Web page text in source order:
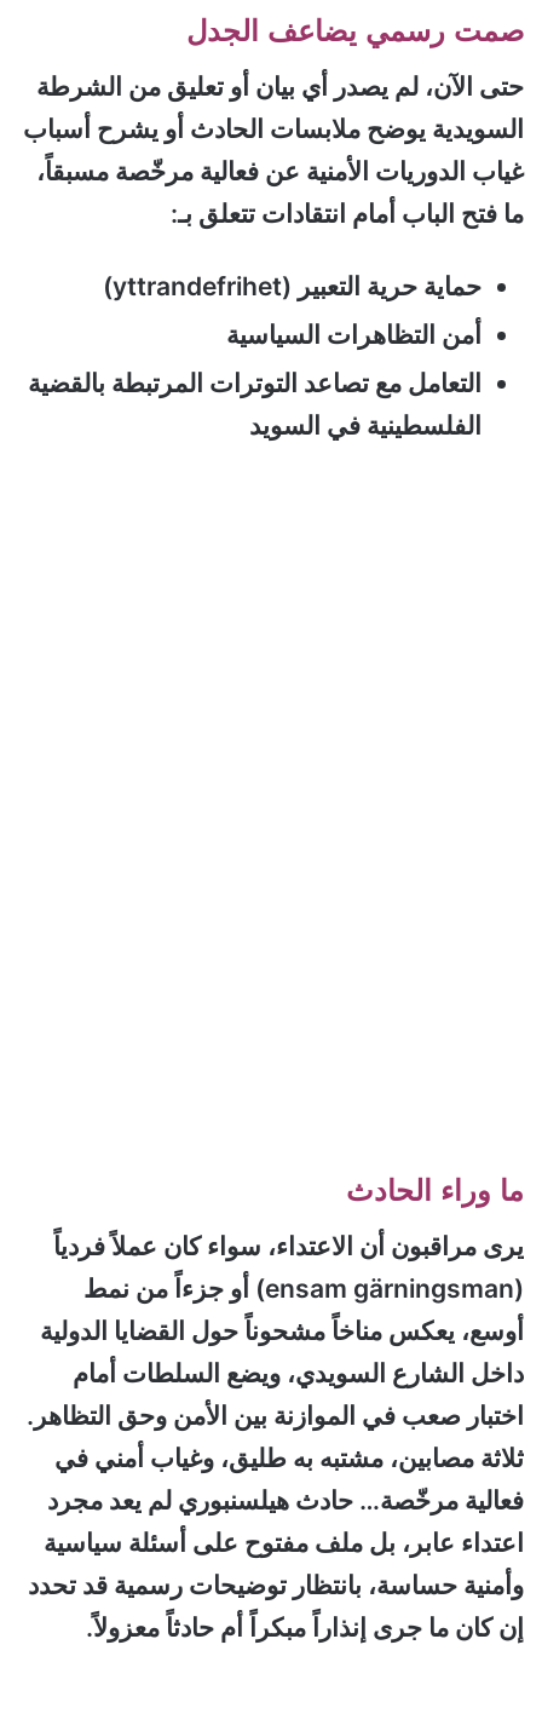
صمت رسمي يضاعف الجدل
حتى الآن، لم يصدر أي بيان أو تعليق من الشرطة
السويدية يوضح ملابسات الحادث أو يشرح أسباب
غياب الدوريات الأمنية عن فعالية مرخّصة مسبقاً،
ما فتح الباب أمام انتقادات تتعلق بـ:
حماية حرية التعبير (yttrandefrihet)
أمن التظاهرات السياسية
التعامل مع تصاعد التوترات المرتبطة بالقضية
الفلسطينية في السويد
ما وراء الحادث
يرى مراقبون أن الاعتداء، سواء كان عملاً فردياً
(ensam gärningsman) أو جزءاً من نمط
أوسع، يعكس مناخاً مشحوناً حول القضايا الدولية
داخل الشارع السويدي، ويضع السلطات أمام
اختبار صعب في الموازنة بين الأمن وحق التظاهر.
ثلاثة مصابين، مشتبه به طليق، وغياب أمني في
فعالية مرخّصة… حادث هيلسنبوري لم يعد مجرد
اعتداء عابر، بل ملف مفتوح على أسئلة سياسية
وأمنية حساسة، بانتظار توضيحات رسمية قد تحدد
إن كان ما جرى إنذاراً مبكراً أم حادثاً معزولاً.